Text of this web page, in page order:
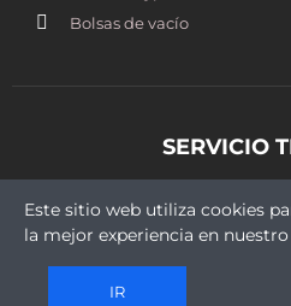
Bolsas de vacío
SERVICIO
+569 5409 9430
Este sitio web utiliza cookies
la mejor experiencia en
IR